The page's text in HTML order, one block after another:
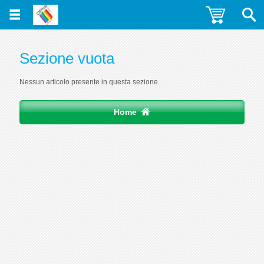
Sezione vuota
Nessun articolo presente in questa sezione.
Home